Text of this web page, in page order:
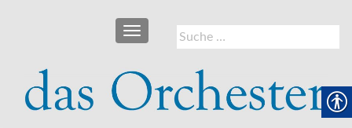
Suche
nach:
SCHALTE NAVIGATION